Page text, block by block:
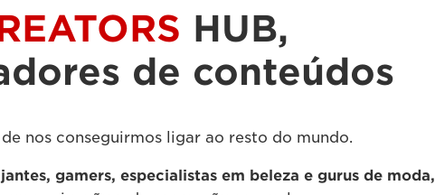
HUB,
de conteúdos
nos conseguirmos ligar ao resto do mundo.
gamers, especialistas em beleza e gurus de moda,